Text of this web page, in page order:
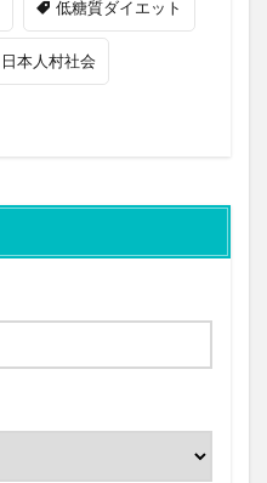
低糖質ダイエット
日本人村社会